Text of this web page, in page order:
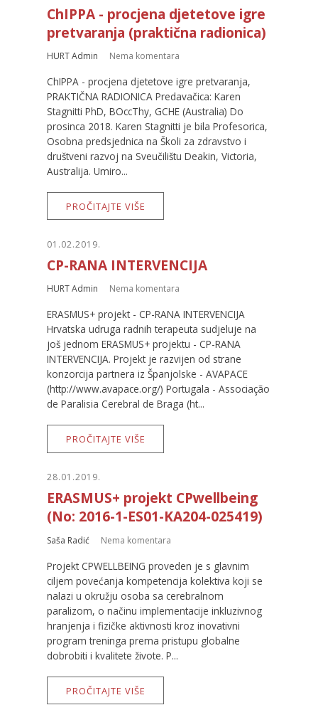
ChIPPA - procjena djetetove igre
pretvaranja (praktična radionica)
HURT Admin Nema komentara
ChIPPA - procjena djetetove igre pretvaranja,
PRAKTIČNA RADIONICA Predavačica: Karen
Stagnitti PhD, BOccThy, GCHE (Australia) Do
prosinca 2018. Karen Stagnitti je bila Profesorica,
Osobna predsjednica na Školi za zdravstvo i
društveni razvoj na Sveučilištu Deakin, Victoria,
Australija. Umiro...
PROČITAJTE VIŠE
01.02.2019.
CP-RANA INTERVENCIJA
HURT Admin Nema komentara
ERASMUS+ projekt - CP-RANA INTERVENCIJA
Hrvatska udruga radnih terapeuta sudjeluje na
još jednom ERASMUS+ projektu - CP-RANA
INTERVENCIJA. Projekt je razvijen od strane
konzorcija partnera iz Španjolske - AVAPACE
(http://www.avapace.org/) Portugala - Associação
de Paralisia Cerebral de Braga (ht...
PROČITAJTE VIŠE
28.01.2019.
ERASMUS+ projekt CPwellbeing
(No: 2016-1-ES01-KA204-025419)
Saša Radić Nema komentara
Projekt CPWELLBEING proveden je s glavnim
ciljem povećanja kompetencija kolektiva koji se
nalazi u okružju osoba sa cerebralnom
paralizom, o načinu implementacije inkluzivnog
hranjenja i fizičke aktivnosti kroz inovativni
program treninga prema pristupu globalne
dobrobiti i kvalitete živote. P...
PROČITAJTE VIŠE